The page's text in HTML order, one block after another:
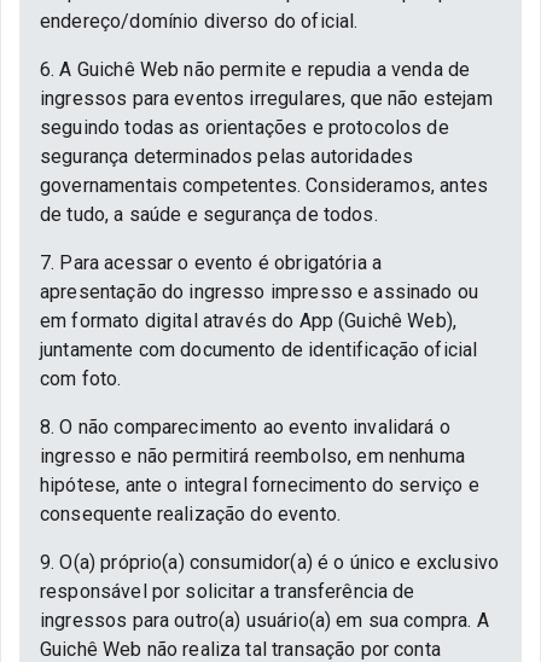
endereço/domínio diverso do oficial.
6. A Guichê Web não permite e repudia a venda de
ingressos para eventos irregulares, que não estejam
seguindo todas as orientações e protocolos de
segurança determinados pelas autoridades
governamentais competentes. Consideramos, antes
de tudo, a saúde e segurança de todos.
7. Para acessar o evento é obrigatória a
apresentação do ingresso impresso e assinado ou
em formato digital através do App (Guichê Web),
juntamente com documento de identificação oficial
com foto.
8. O não comparecimento ao evento invalidará o
ingresso e não permitirá reembolso, em nenhuma
hipótese, ante o integral fornecimento do serviço e
consequente realização do evento.
9. O(a) próprio(a) consumidor(a) é o único e exclusivo
responsável por solicitar a transferência de
ingressos para outro(a) usuário(a) em sua compra. A
Guichê Web não realiza tal transação por conta